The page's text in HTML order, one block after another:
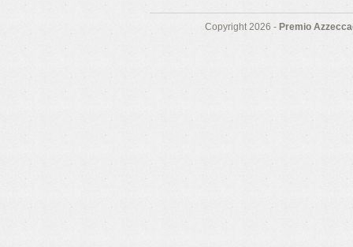
Copyright 2026 - Premio